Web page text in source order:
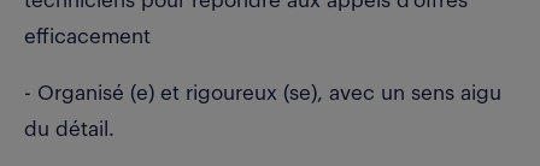
efficacement
- Organisé (e) et rigoureux (se), avec un sens aigu
du détail.